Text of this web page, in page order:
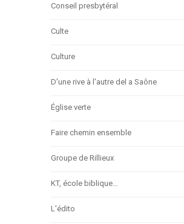
Conseil presbytéral
Culte
Culture
D'une rive à l'autre del a Saône
Église verte
Faire chemin ensemble
Groupe de Rillieux
KT, école biblique…
L'édito